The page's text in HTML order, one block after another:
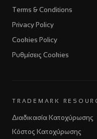
Terms & Conditions
Privacy Policy
Cookies Policy
Ρυθμίσεις Cookies
TRADEMARK
Διαδικασία Κατοχύρωσης
Κόστος Κατοχύρωσης